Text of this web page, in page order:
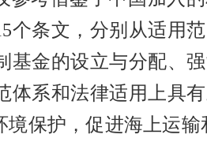
个条文，分别从适用
基金的设立与分配、
体系和法律适用上具
境保护，促进海上运